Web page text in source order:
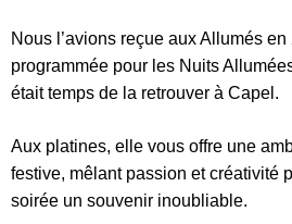
Nous l’avions reçue aux Allumés
programmée pour les Nuits
était temps de la retrouver à Capel.
Aux platines, elle vous offre une
festive, mêlant passion et créativité
soirée un souvenir inoubliable.